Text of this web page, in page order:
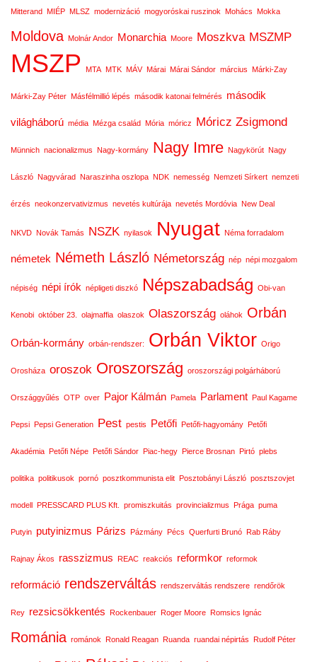
Mitterand MIÉP MLSZ modernizáció mogyoróskai ruszinok Mohács Mokka
Moldova Molnár Andor Monarchia Moore Moszkva MSZMP
MSZP MTA MTK MÁV Márai Márai Sándor március Márki-Zay
Márki-Zay Péter Másfélmillió lépés második katonai felmérés második
világháború média Mézga család Mória móricz Móricz Zsigmond
Münnich nacionalizmus Nagy-kormány Nagy Imre Nagykörút Nagy
László Nagyvárad Naraszinha oszlopa NDK nemesség Nemzeti Sírkert nemzeti
érzés neokonzervativizmus nevetés kultúrája nevetés Mordóvia New Deal
NKVD Novák Tamás NSZK nyilasok Nyugat Néma forradalom
németek Németh László Németország nép népi mozgalom
népiség népi írók népligeti diszkó Népszabadság Obi-van
Kenobi október 23. olajmaffia olaszok Olaszország oláhok Orbán
Orbán-kormány orbán-rendszer: Orbán Viktor Origo
Orosháza oroszok Oroszország oroszországi polgárháború
Országgyűlés OTP over Pajor Kálmán Pamela Parlament Paul Kagame
Pepsi Pepsi Generation Pest pestis Petőfi Petőfi-hagyomány Petőfi
Akadémia Petőfi Népe Petőfi Sándor Piac-hegy Pierce Brosnan Pirtó plebs
politika politikusok pornó posztkommunista elit Posztobányi László posztszovjet
modell PRESSCARD PLUS Kft. promiszkuitás provincializmus Prága puma
Putyin putyinizmus Párizs Pázmány Pécs Querfurti Brunó Rab Ráby
Rajnay Ákos rasszizmus REAC reakciós reformkor reformok
reformáció rendszerváltás rendszerváltás rendszere rendőrök
Rey rezsicsökkentés Rockenbauer Roger Moore Romsics Ignác
Románia románok Ronald Reagan Ruanda ruandai népirtás Rudolf Péter